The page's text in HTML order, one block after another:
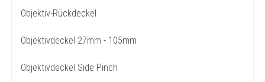
Objektiv-Rückdeckel
Objektivdeckel 27mm - 105mm
Objektivdeckel Side Pinch